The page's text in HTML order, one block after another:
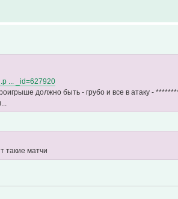
... _id=627920
должно быть - грубо и все в атаку -
такие матчи